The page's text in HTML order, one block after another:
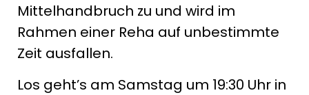
Mittelhandbruch zu und wird im
Rahmen einer Reha auf unbestimmte
Zeit ausfallen.
Los geht’s am Samstag um 19:30 Uhr in